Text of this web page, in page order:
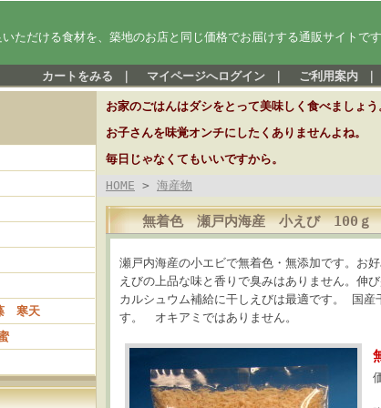
ただける食材を、築地のお店と同じ価格でお届けする通販サイトです
カートをみる マイページへログイン ご利用案内
寒天
お家のごはんはダシをとって美味しく食べましょう
お子さんを味覚オンチにしたくありませんよね。
毎日じゃなくてもいいですから。
HOME > 海産物
無着色 瀬戸内海産 小えび 100ｇ
瀬戸内海産の小エビで無着色・無添加です。お
えびの上品な味と香りで臭みはありません。伸
カルシュウム補給に干しえびは最適です。 国
す。 オキアミではありません。